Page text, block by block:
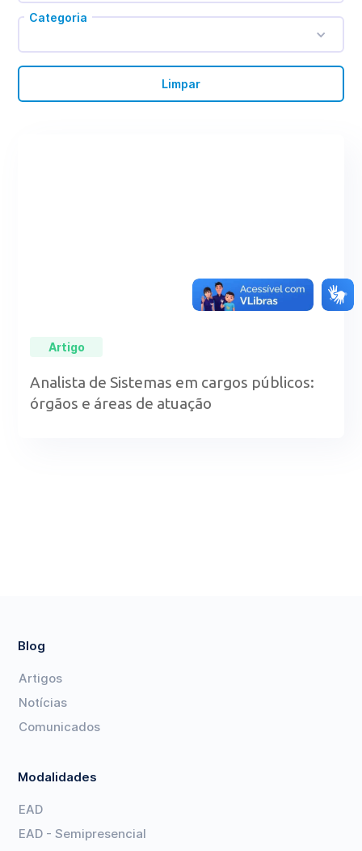
Categoria
Limpar
Artigo
Analista de Sistemas em cargos públicos:
órgãos e áreas de atuação
Blog
Artigos
Notícias
Comunicados
Modalidades
EAD
EAD - Semipresencial